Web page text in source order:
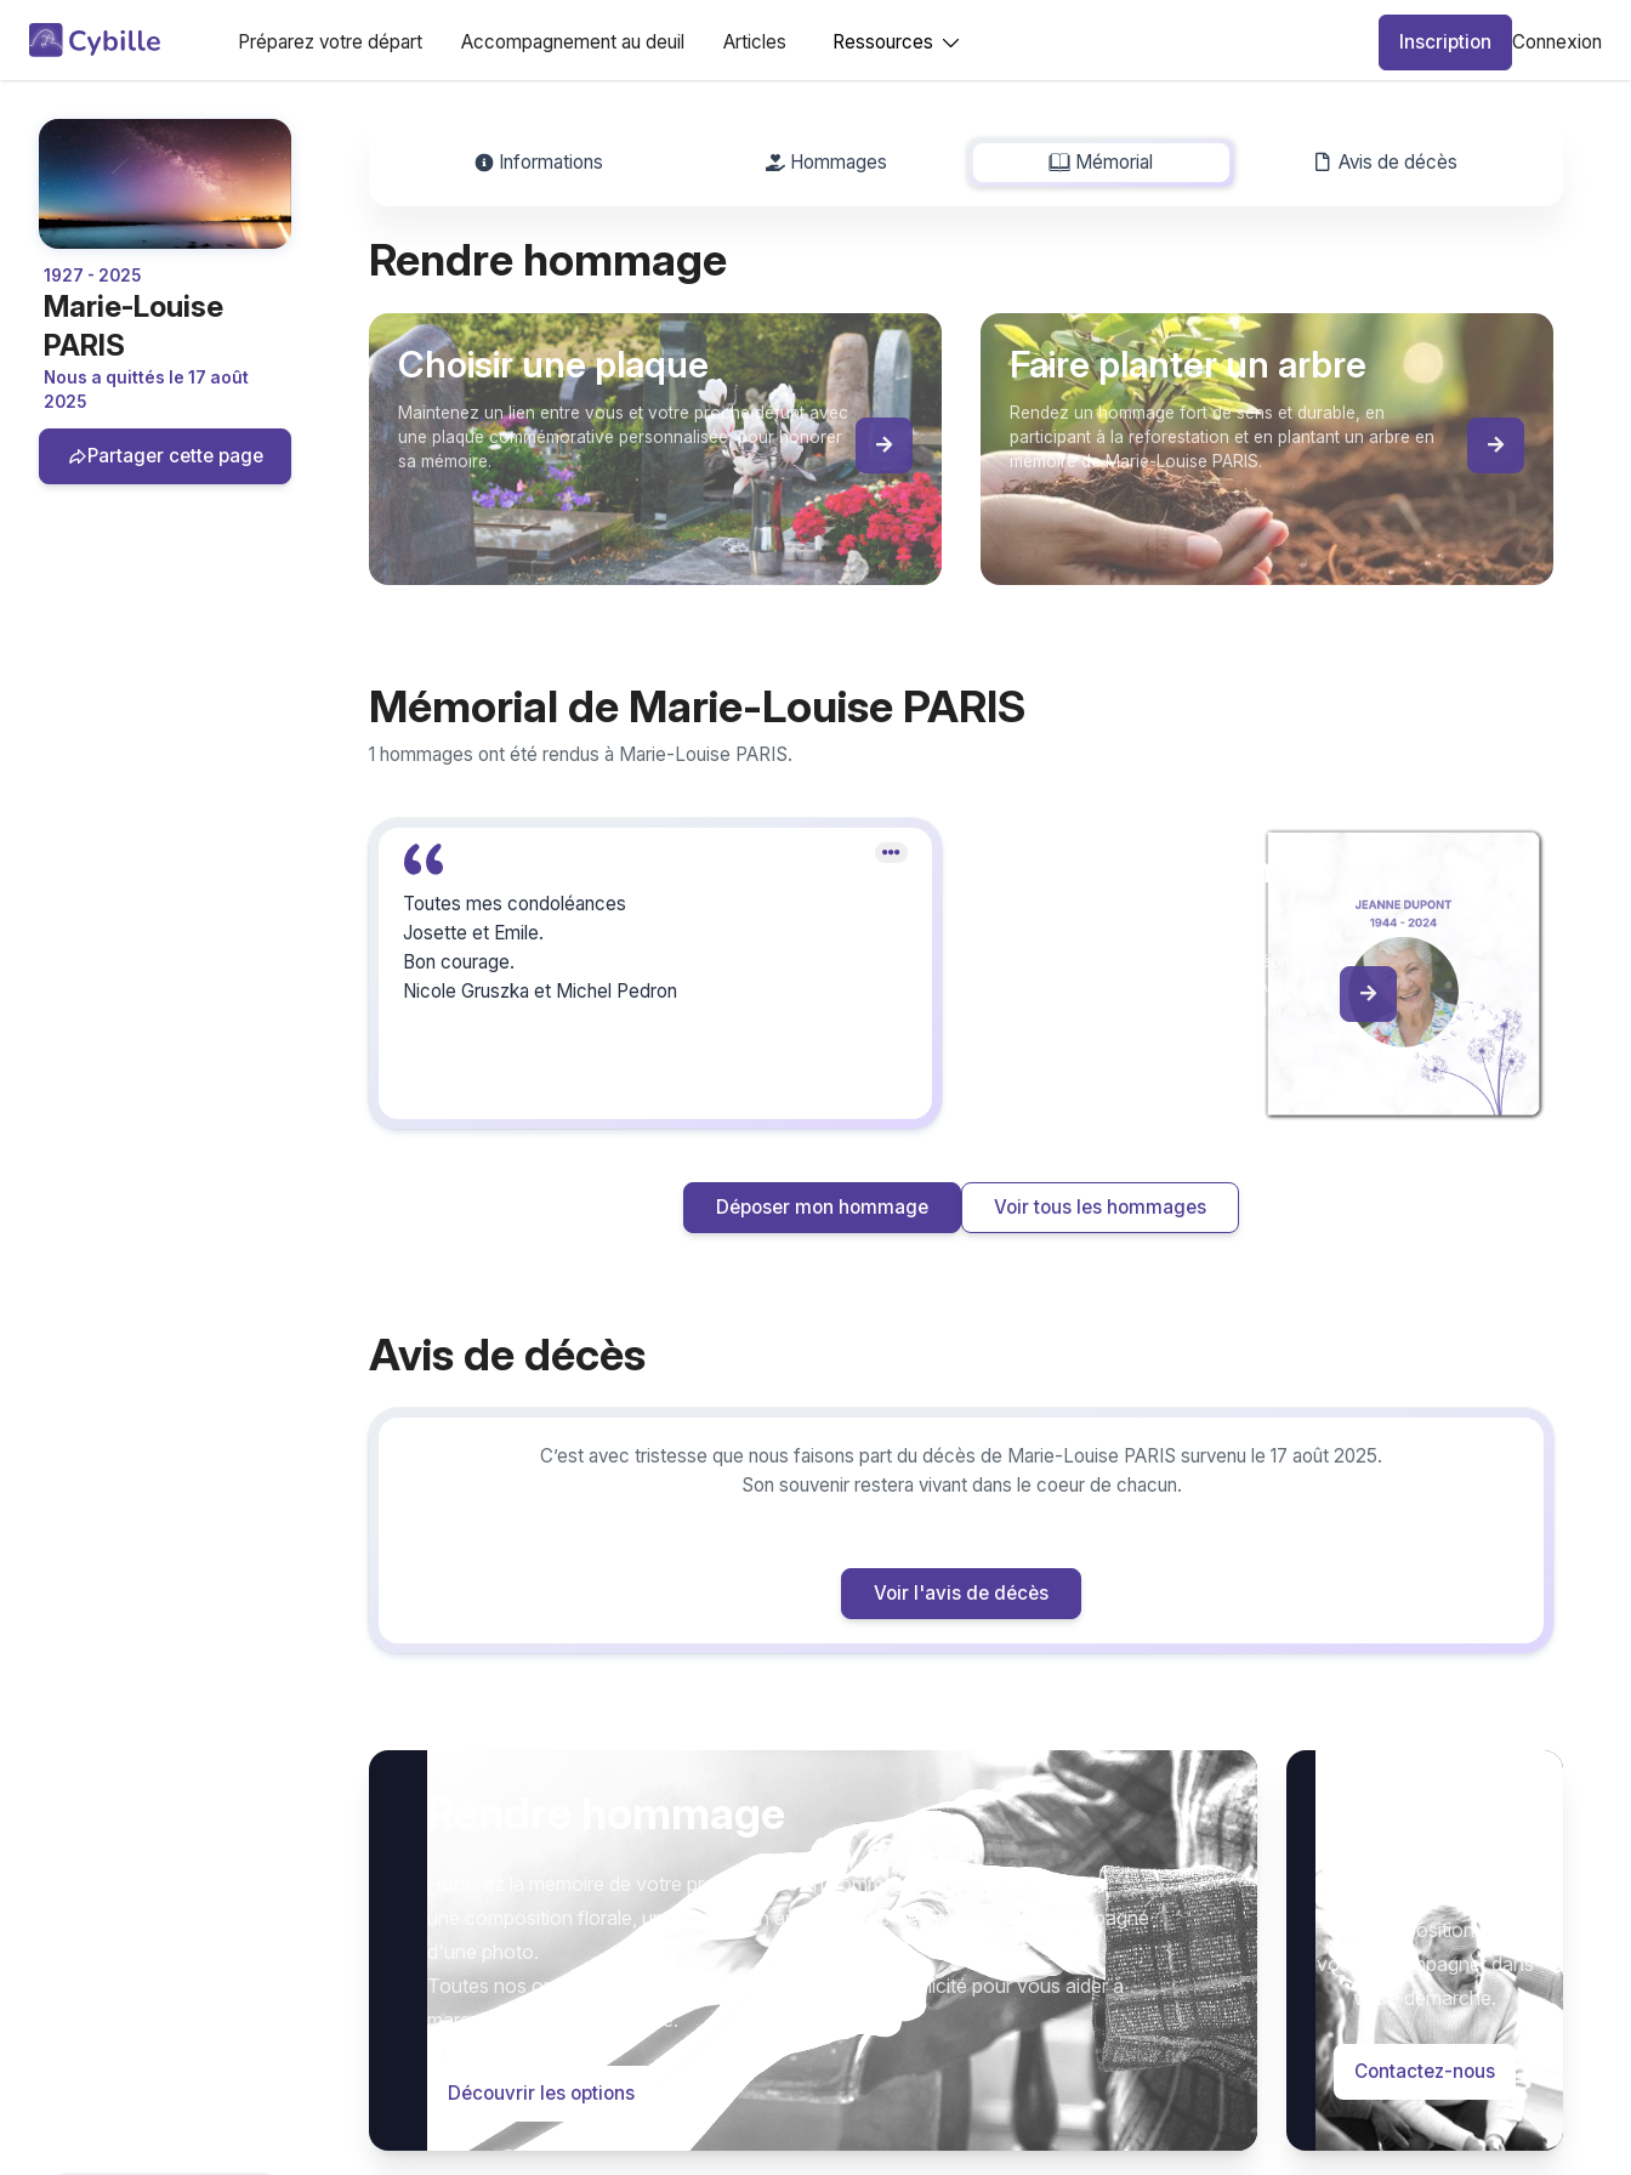
Préparez votre départ Accompagnement au deuil Articles Ressources Inscription Connexion
1927 - 2025
Marie-Louise
PARIS
Nous a quittés le 17 août
2025
Partager cette page
Informations Hommages Mémorial Avis de décès
-
Rendre hommage
Choisir une plaque
Maintenez un lien entre vous et votre proche défunt avec
une plaque commémorative personnalisée, pour honorer
sa mémoire.
Faire planter un arbre
Rendez un hommage fort de sens et durable, en
participant à la reforestation et en plantant un arbre en
mémoire de Marie-Louise PARIS.
Mémorial de Marie-Louise PARIS
1 hommages ont été rendus à Marie-Louise PARIS.
Toutes mes condoléances
Josette et Emile.
Bon courage.
Nicole Gruszka et Michel Pedron
Créez un album
Créez un album collaboratif en réunissant
les hommages à Marie-Louise PARIS, pour
Déposer mon hommage Voir tous les hommages
Avis de décès
C’est avec tristesse que nous faisons part du décès de Marie-Louise PARIS survenu le 17 août 2025.
Son souvenir restera vivant dans le coeur de chacun.
Voir l'avis de décès
Rendre hommage
Honorez la mémoire de votre proche avec un hommage qui vous ressemble :
une composition florale, une plaque, un arbre, ou encore un message accompagné
d'une photo.
Toutes nos options sont présentées avec respect et simplicité pour vous aider à
marquer le geste qui compte.
Découvrir les options
votre disposition pour
vous accompagner dans
votre démarche.
Contactez-nous